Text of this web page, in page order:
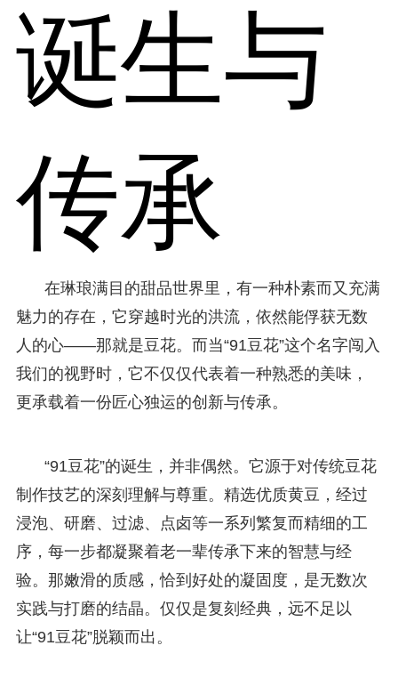
诞生与
传承
在琳琅满目的甜品世界里，有一种朴素而又充满
魅力的存在，它穿越时光的洪流，依然能俘获无数
人的心——那就是豆花。而当“91豆花”这个名字闯入
我们的视野时，它不仅仅代表着一种熟悉的美味，
更承载着一份匠心独运的创新与传承。
“91豆花”的诞生，并非偶然。它源于对传统豆花
制作技艺的深刻理解与尊重。精选优质黄豆，经过
浸泡、研磨、过滤、点卤等一系列繁复而精细的工
序，每一步都凝聚着老一辈传承下来的智慧与经
验。那嫩滑的质感，恰到好处的凝固度，是无数次
实践与打磨的结晶。仅仅是复刻经典，远不足以
让“91豆花”脱颖而出。